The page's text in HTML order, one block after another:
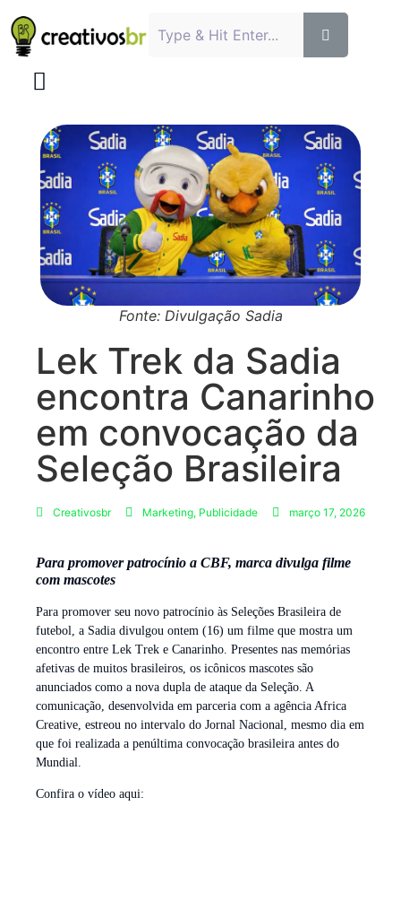
Fonte: Divulgação Sadia
Lek Trek da Sadia
encontra Canarinho
em convocação da
Seleção Brasileira
Creativosbr Marketing, Publicidade março 17, 2026
Para promover patrocínio a CBF, marca divulga filme
com mascotes
Para promover seu novo patrocínio às Seleções Brasileira de
futebol, a Sadia divulgou ontem (16) um filme que mostra um
encontro entre Lek Trek e Canarinho. Presentes nas memórias
afetivas de muitos brasileiros, os icônicos mascotes são
anunciados como a nova dupla de ataque da Seleção. A
comunicação, desenvolvida em parceria com a agência Africa
Creative, estreou no intervalo do Jornal Nacional, mesmo dia em
que foi realizada a penúltima convocação brasileira antes do
Mundial.
Confira o vídeo aqui: